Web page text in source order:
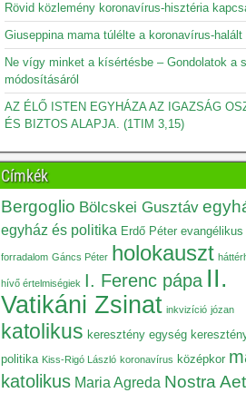
Rövid közlemény koronavírus-hisztéria
Giuseppina mama túlélte a koronavírus-halált
Ne vígy minket a kísértésbe – Gondolatok a
módosításáról
AZ ÉLŐ ISTEN EGYHÁZA AZ IGAZSÁG
ÉS BIZTOS ALAPJA. (1TIM 3,15)
Címkék
Bergoglio Bölcskei Gusztáv
egyház és politika Erdő Péter evangélikus
forradalom Gáncs Péter holokauszt
hívő értelmiségiek I. Ferenc pápa II.
Vatikáni Zsinat inkvizíció józan
katolikus keresztény egység
politika Kiss-Rigó László koronavírus középkor
katolikus Maria Agreda Nostra